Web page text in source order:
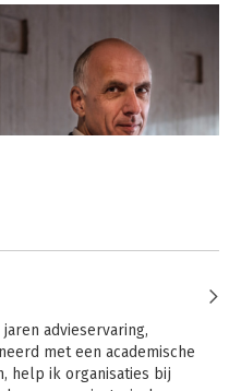
advieservaring,
met een academische
help ik organisaties bij